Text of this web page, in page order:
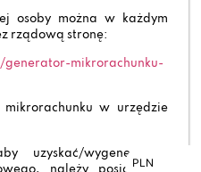
osoby można w każdym
rządową stronę:
mikrorachunku-
w urzędzie
uzyskać/wygenerować
należy posiadać /
PLN